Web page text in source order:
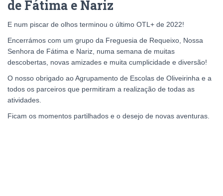
de Fátima e Nariz
E num piscar de olhos terminou o último OTL+ de 2022!
Encerrámos com um grupo da Freguesia de Requeixo, Nossa
Senhora de Fátima e Nariz, numa semana de muitas
descobertas, novas amizades e muita cumplicidade e diversão!
O nosso obrigado ao Agrupamento de Escolas de Oliveirinha e a
todos os parceiros que permitiram a realização de todas as
atividades.
Ficam os momentos partilhados e o desejo de novas aventuras.